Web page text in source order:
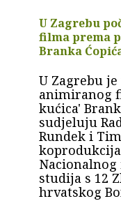
U Zagrebu
filma prema
Branka
U Zagrebu
animiranog
kućica'
sudjeluju
Rundek i
Nacionalnog
studija s 12
hrvatskog